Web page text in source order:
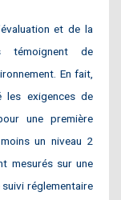
et de la
témoignent de
En fait,
les exigences de
une première
un niveau 2
mesurés sur une
réglementaire